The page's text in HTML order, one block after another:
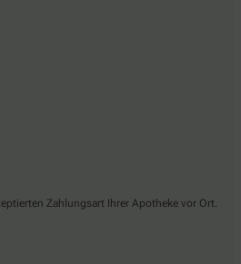
Zahlungsart Ihrer Apotheke vor Ort.